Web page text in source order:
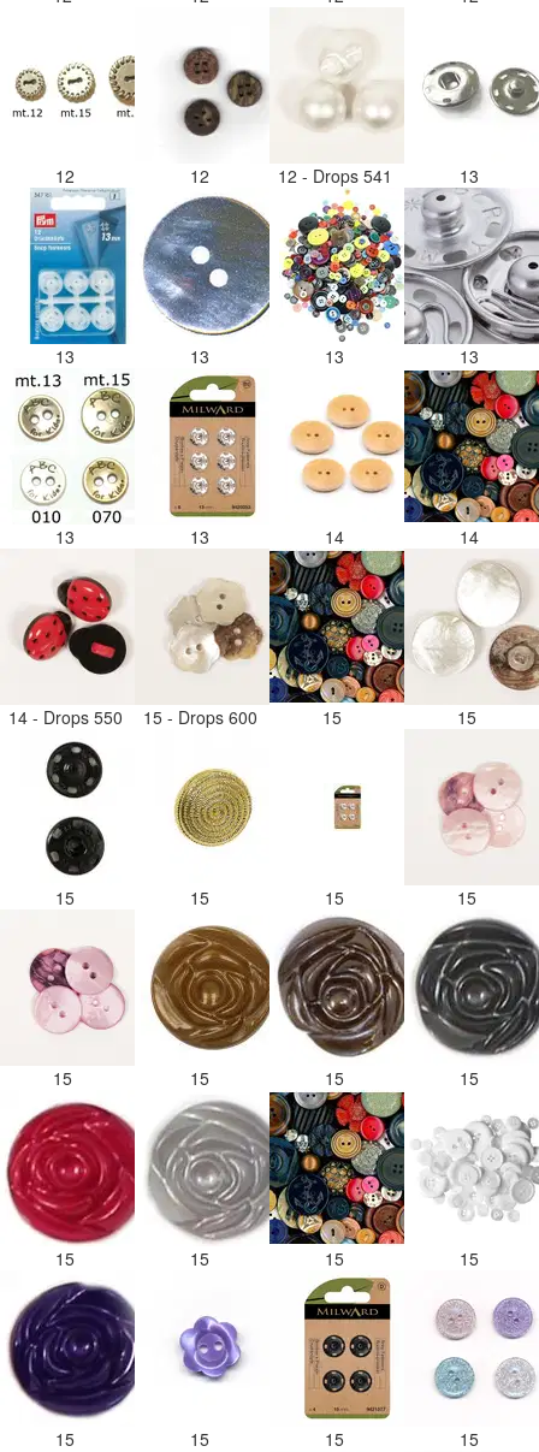
12 12 12 - Drops 541 13
13 13 13 13
13 13 14 14
14 - Drops 550 15 - Drops 600 15 15
15 15 15 15
15 15 15 15
15 15 15 15
15 15 15 15